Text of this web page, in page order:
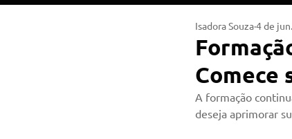
Comece
Isadora Souza4 de jun.
A formação
deseja aprimorar